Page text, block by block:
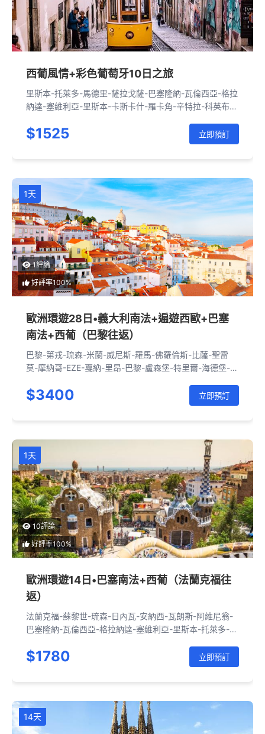
西葡風情+彩色葡萄牙10日之旅
里斯本-托萊多-馬德里-薩拉戈薩-巴塞隆納-瓦倫西亞-格拉
納達-塞維利亞-里斯本-卡斯卡什-羅卡角-辛特拉-科英布
$1525 立即預訂
1天
1評論
好評率100%
歐洲環遊28日•義大利南法+遍遊西歐+巴塞
南法+西葡（巴黎往返）
巴黎-第戎-琉森-米蘭-威尼斯-羅馬-佛羅倫斯-比薩-聖雷
莫-摩納哥-EZE-戛納-里昂-巴黎-盧森堡-特里爾-海德堡-法
塞隆納-瓦倫西亞-格拉納達-塞維利亞-里斯本-托萊多-馬德
里-薩拉戈薩-巴塞隆納-赫羅納-菲格拉斯-尼姆-貝桑松-里
$3400 立即預訂
1天
10評論
好評率100%
歐洲環遊14日•巴塞南法+西葡（法蘭克福往
返）
法蘭克福-蘇黎世-琉森-日內瓦-安納西-瓦朗斯-阿維尼翁-
巴塞隆納-瓦倫西亞-格拉納達-塞維利亞-里斯本-托萊多-馬
里昂-科爾馬-法蘭克福
$1780 立即預訂
14天